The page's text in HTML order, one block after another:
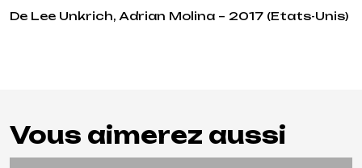
De Lee Unkrich, Adrian Molina – 2017 (Etats-Unis)
Vous aimerez aussi